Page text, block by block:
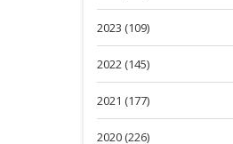
2023 (109)
2022 (145)
2021 (177)
2020 (226)